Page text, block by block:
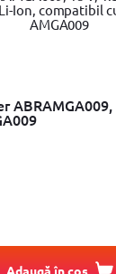
ABRAMGA009,
Adaugă în coș